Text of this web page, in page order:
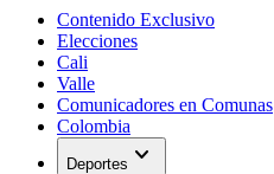
Contenido Exclusivo
Elecciones
Cali
Valle
Comunicadores en Comunas
Colombia
Deportes expand_more